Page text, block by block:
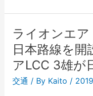
ライオンエア
日本路線を開
アLCC 3雄が
交通 / By Kaito /